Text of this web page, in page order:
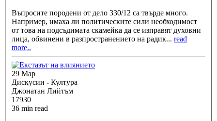
Въпросите породени от дело 330/12 са твърде много.
Например, имаха ли политическите сили необходимост
от това на подсъдимата скамейка да се изправят духовни
лица, обвинени в разпространението на радик... read
more..
29 Мар
Дискусии - Култура
Джонатан Лийтъм
17930
36 min read